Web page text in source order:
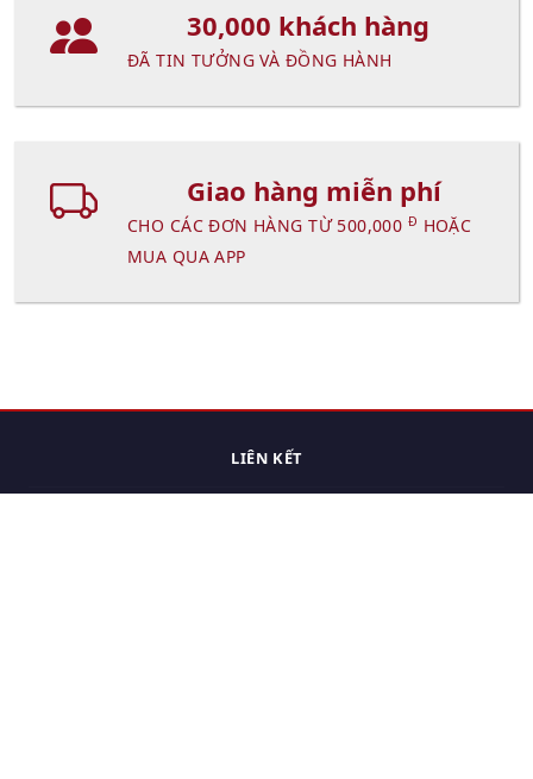
30,000 khách hàng
ĐÃ TIN TƯỞNG VÀ ĐỒNG HÀNH
Giao hàng miễn phí
CHO CÁC ĐƠN HÀNG TỪ 500,000 Đ HOẶC
MUA QUA APP
LIÊN KẾT